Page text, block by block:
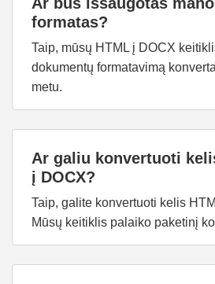
formatas?
Taip, mūsų HTML į DOCX
dokumentų formatavimą
metu.
Ar galiu konvertuoti
į DOCX?
Taip, galite konvertuoti kelis
Mūsų keitiklis palaiko paketinį